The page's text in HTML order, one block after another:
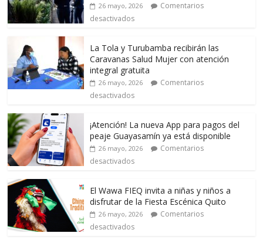
26 mayo, 2026
Comentarios
desactivados
La Tola y Turubamba recibirán las
Caravanas Salud Mujer con atención
integral gratuita
26 mayo, 2026
Comentarios
desactivados
¡Atención! La nueva App para pagos del
peaje Guayasamín ya está disponible
26 mayo, 2026
Comentarios
desactivados
El Wawa FIEQ invita a niñas y niños a
disfrutar de la Fiesta Escénica Quito
26 mayo, 2026
Comentarios
desactivados